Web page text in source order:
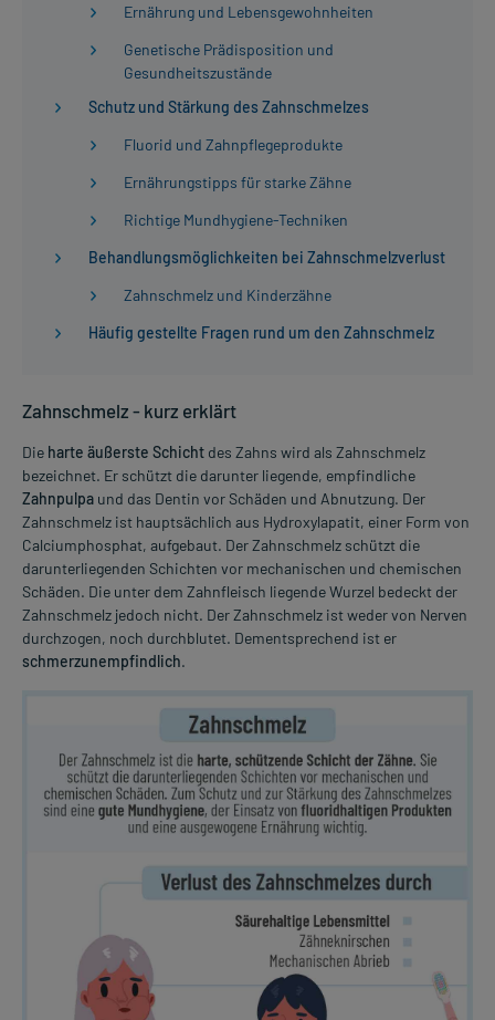
Ernährung und Lebensgewohnheiten
Genetische Prädisposition und
Gesundheitszustände
Schutz und Stärkung des Zahnschmelzes
Fluorid und Zahnpflegeprodukte
Ernährungstipps für starke Zähne
Richtige Mundhygiene-Techniken
Behandlungsmöglichkeiten bei Zahnschmelzverlust
Zahnschmelz und Kinderzähne
Häufig gestellte Fragen rund um den Zahnschmelz
Zahnschmelz - kurz erklärt
Die harte äußerste Schicht des Zahns wird als Zahnschmelz
bezeichnet. Er schützt die darunter liegende, empfindliche
Zahnpulpa und das Dentin vor Schäden und Abnutzung. Der
Zahnschmelz ist hauptsächlich aus Hydroxylapatit, einer Form von
Calciumphosphat, aufgebaut. Der Zahnschmelz schützt die
darunterliegenden Schichten vor mechanischen und chemischen
Schäden. Die unter dem Zahnfleisch liegende Wurzel bedeckt der
Zahnschmelz jedoch nicht. Der Zahnschmelz ist weder von Nerven
durchzogen, noch durchblutet. Dementsprechend ist er
schmerzunempfindlich.